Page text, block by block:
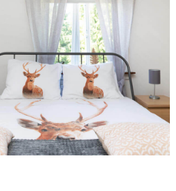
Slaapkamer met 2
persoonsbed
THE HOLIDAYHOUSE